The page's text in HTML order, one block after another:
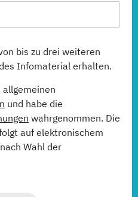
bis zu drei weiteren
Infomaterial erhalten.
und habe die
wahrgenommen. Die
auf elektronischem
Wahl der